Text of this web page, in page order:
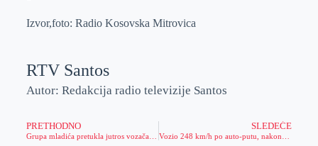
Izvor,foto: Radio Kosovska Mitrovica
RTV Santos
Autor: Redakcija radio televizije Santos
PRETHODNO
Grupa mladića pretukla jutros vozača školskih autobusa u Lapljem Selu
SLEDEĆE